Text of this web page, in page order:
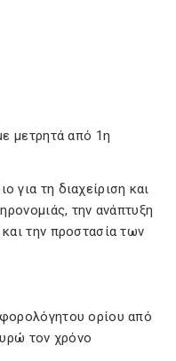
μετρητά από 1η
για τη διαχείριση και
την ανάπτυξη
την προστασία των
ορίου από
τον χρόνο